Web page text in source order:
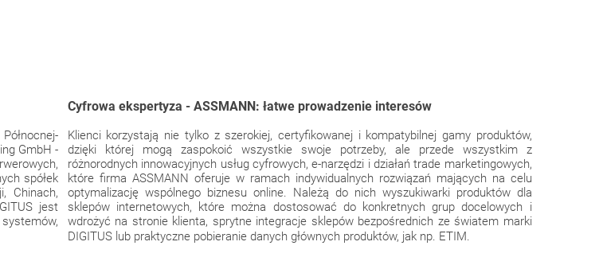
GmbH -
spółek
Chinach,
jest
Cyfrowa ekspertyza - ASSMANN: łatwe prowadzenie interesów
Klienci korzystają nie tylko z szerokiej, certyfikowanej i kompatybilnej gamy produktów,
dzięki której mogą zaspokoić wszystkie swoje potrzeby, ale przede wszystkim z
różnorodnych innowacyjnych usług cyfrowych, e-narzędzi i działań trade marketingowych,
które firma ASSMANN oferuje w ramach indywidualnych rozwiązań mających na celu
optymalizację wspólnego biznesu online. Należą do nich wyszukiwarki produktów dla
sklepów internetowych, które można dostosować do konkretnych grup docelowych i
wdrożyć na stronie klienta, sprytne integracje sklepów bezpośrednich ze światem marki
DIGITUS lub praktyczne pobieranie danych głównych produktów, jak np. ETIM.